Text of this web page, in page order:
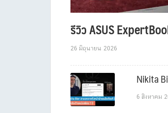
รีวิว ASUS
26 มิถุนายน 2026
Nikita
6 สิงหาคม